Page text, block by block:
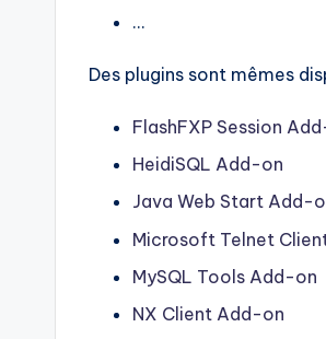
…
Des plugins sont mêmes
FlashFXP Session
HeidiSQL Add-on
Java Web Start Add-
Microsoft Telnet
MySQL Tools Add-on
NX Client Add-on